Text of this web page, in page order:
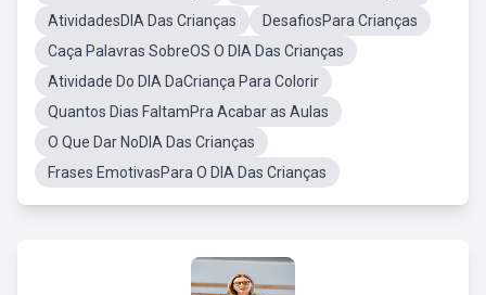
AtividadesDIA Das Crianças
DesafiosPara Crianças
Caça Palavras SobreOS O DIA Das Crianças
Atividade Do DIA DaCriança Para Colorir
Quantos Dias FaltamPra Acabar as Aulas
O Que Dar NoDIA Das Crianças
Frases EmotivasPara O DIA Das Crianças